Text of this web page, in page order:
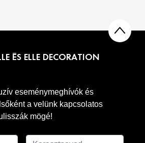
ÉS ELLE DECORATION
eseménymeghívók és
a velünk kapcsolatos
mögé!